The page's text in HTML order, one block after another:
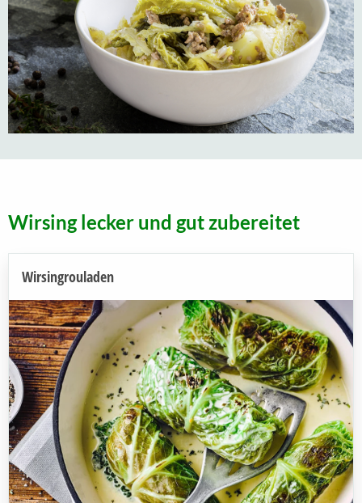
Wirsing lecker und gut zubereitet
Wirsingrouladen